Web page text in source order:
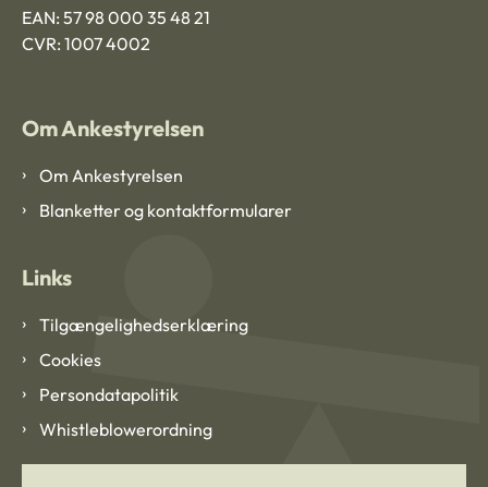
EAN: 57 98 000 35 48 21
CVR: 1007 4002
Om Ankestyrelsen
Om Ankestyrelsen
Blanketter og kontaktformularer
Links
Tilgængelighedserklæring
Cookies
Persondatapolitik
Whistleblowerordning